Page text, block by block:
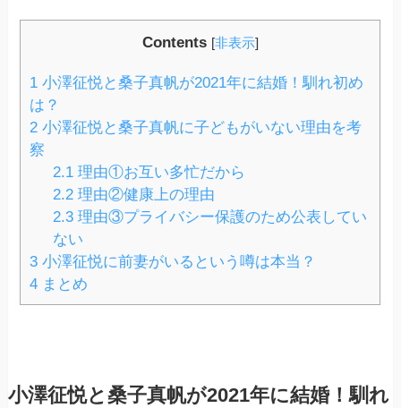
Contents [非表示]
1 小澤征悦と桑子真帆が2021年に結婚！馴れ初め
は？
2 小澤征悦と桑子真帆に子どもがいない理由を考
察
2.1理由①お互い多忙だから
2.2理由②健康上の理由
2.3理由③プライバシー保護のため公表してい
ない
3 小澤征悦に前妻がいるという噂は本当？
4 まとめ
小澤征悦と桑子真帆が2021年に結婚！馴れ